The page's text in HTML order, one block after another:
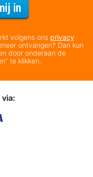
in
volgens ons privacy
ontvangen? Dan kun
door onderaan de
te klikken.